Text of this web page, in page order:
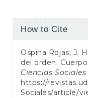
Article
How to Cite
Ospina Rojas, J.
del orden.
Ciencias
https://
Sociales/article/